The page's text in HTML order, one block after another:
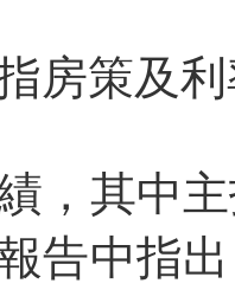
房策及
，其中
告中指